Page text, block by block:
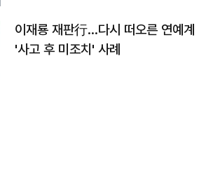
이재룡 재판行…다시 떠오른 연예계
'사고 후 미조치' 사례